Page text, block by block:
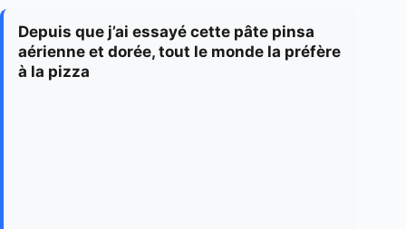
Depuis que j’ai essayé cette pâte pinsa
aérienne et dorée, tout le monde la préfère
à la pizza